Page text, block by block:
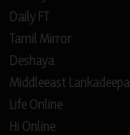
Daily FT
Tamil Mirror
Deshaya
Middleeast Lankadeepa
Life Online
Hi Online